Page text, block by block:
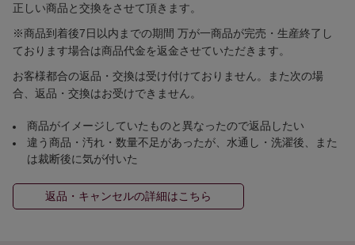
正しい商品と交換をさせて頂きます。
※商品到着後7日以内までの期間 万が一商品が完売・生産終了し
ております場合は商品代金を返金させていただきます。
お客様都合の返品・交換は受け付けておりません。また次の場
合、返品・交換はお受けできません。
商品がイメージしていたものと異なったので返品したい
違う商品・汚れ・数量不足があったが、水通し・洗濯後、また
は裁断後に気が付いた
返品・キャンセルの詳細はこちら